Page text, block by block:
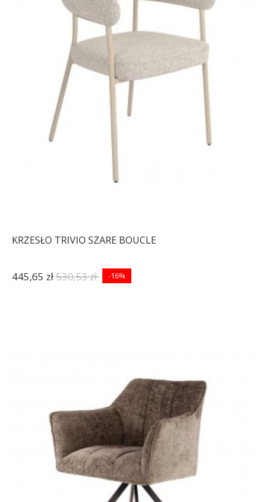
OTWIERANY PUF
MODERN BAROCK
WELUR SZARY
458,02 zł
KRZESŁO MODERN
BAROCK WELUR CZARNE
714,67 zł 803,01 zł
KRZESŁO TRIVIO SZARE BOUCLE
445,65 zł530,53 zł -16%